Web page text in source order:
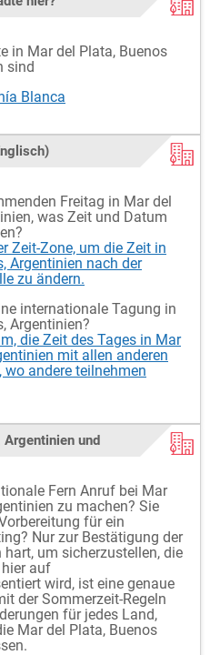
in Mar del Plata, Buenos
sind
Blanca
Freitag in Mar del
was Zeit und Datum
Zeit-Zone, um die Zeit in
Argentinien nach der
zu ändern.
internationale Tagung in
Argentinien?
die Zeit des Tages in Mar
mit allen anderen
andere teilnehmen
Argentinien und
Fern Anruf bei Mar
zu machen? Sie
für ein
Nur zur Bestätigung der
um sicherzustellen, die
auf
wird, ist eine genaue
der Sommerzeit-Regeln
für jedes Land,
Mar del Plata, Buenos